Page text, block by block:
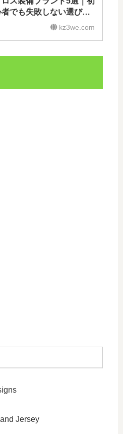
者でも失敗しない選び方
kz3we.com
Jersey